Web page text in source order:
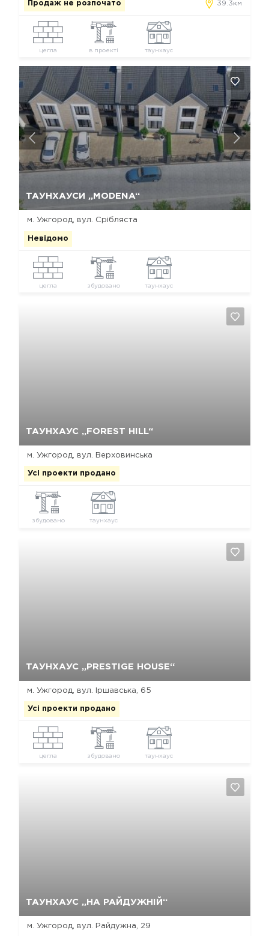
Продаж не розпочато 39.3км
цегла в проекті таунхаус
ТАУНХАУСИ „MODENA“
м. Ужгород, вул. Срібляста
Невідомо
цегла збудовано таунхаус
Так, видалити Відміна
ТАУНХАУС „FOREST HILL“
м. Ужгород, вул. Верховинська
Усі проекти продано
збудовано таунхаус
ТАУНХАУС „PRESTIGE HOUSE“
м. Ужгород, вул. Іршавська, 65
Усі проекти продано
цегла збудовано таунхаус
ТАУНХАУС „НА РАЙДУЖНІЙ“
м. Ужгород, вул. Райдужна, 29